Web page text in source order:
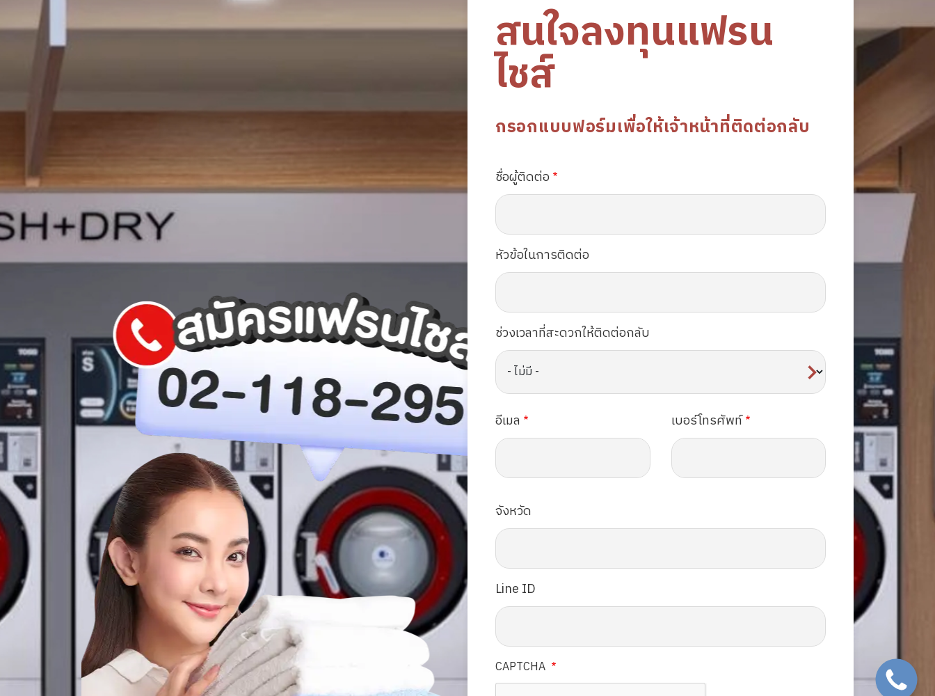
สนใจลงทุนแฟรน
ไชส์
กรอกแบบฟอร์มเพื่อให้เจ้าหน้าที่ติดต่อกลับ
ชื่อผู้ติดต่อ
หัวข้อในการติดต่อ
ช่วงเวลาที่สะดวกให้ติดต่อกลับ
อีเมล เบอร์โทรศัพท์
จังหวัด
Line ID
CAPTCHA SVG